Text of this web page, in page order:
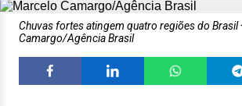
Chuvas fortes atingem quatro regiões do Brasil
Camargo/Agência Brasil